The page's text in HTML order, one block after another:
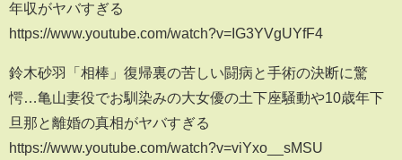
年収がヤバすぎる
https://www.youtube.com/watch?v=IG3YVgUYfF4
鈴木砂羽「相棒」復帰裏の苦しい闘病と手術の決断に驚
愕…亀山妻役でお馴染みの大女優の土下座騒動や10歳年下
旦那と離婚の真相がヤバすぎる
https://www.youtube.com/watch?v=viYxo__sMSU